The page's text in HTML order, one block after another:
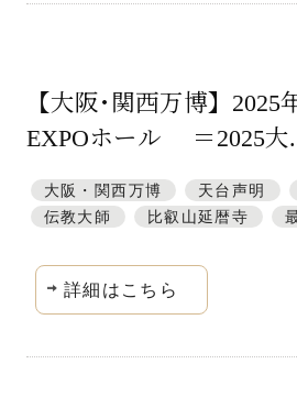
【大阪･関西万博】2025
EXPOホール ＝2025大
大阪・関西万博 天台声明
伝教大師
比叡山延暦寺
詳細はこちら